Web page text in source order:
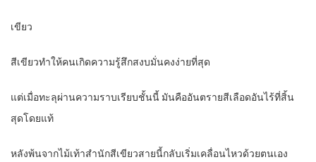
เขียว
สีเขียวทำให้คนเกิดความรู้สึกสงบมั่นคงง่ายที่สุด
แต่เมื่อทะลุผ่านความราบเรียบชั้นนี้ มันคืออันตรายสีเลือดอันไร้ที่สิ้น
สุดโดยแท้
หลังพ้นจากไม้เท้าสำนักสีเขียวสายนี้กลับเริ่มเคลื่อนไหวด้วยตนเอง